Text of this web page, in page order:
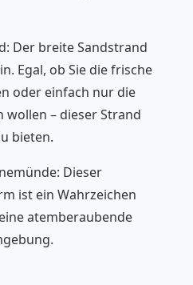
Der breite Sandstrand
Egal, ob Sie die frische
oder einfach nur die
wollen – dieser Strand
bieten.
Dieser
ist ein Wahrzeichen
atemberaubende